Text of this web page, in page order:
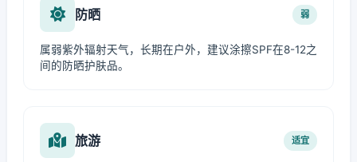
防晒 弱
属弱紫外辐射天气，长期在户外，建议涂擦SPF在8-12之
间的防晒护肤品。
旅游 适宜